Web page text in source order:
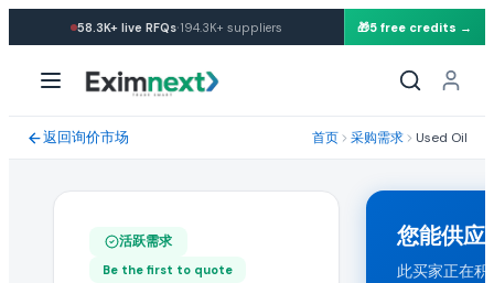
求购: Used Oil
采购需求规格与贸易条款
运输条款与目的港
买家要求 CIF 运输条款。能够向 Egypt 发货的任何国家的出
58.3K+ live RFQs·194.3K+ suppliers 🎁5 free credits →
返回询价市场 首页 采购需求 Used Oil
活跃需求
Be the first to quote
您能供应
此买家正在